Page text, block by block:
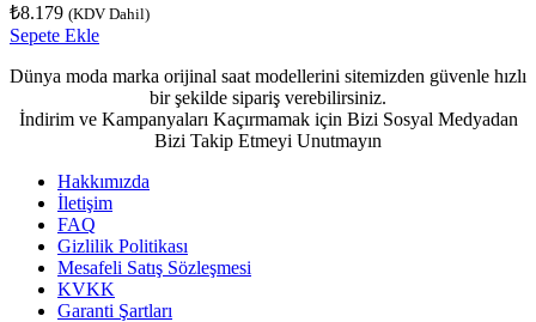
₺8.179 (KDV Dahil)
Sepete Ekle
Dünya moda marka orijinal saat modellerini sitemizden güvenle hızlı
bir şekilde sipariş verebilirsiniz.
İndirim ve Kampanyaları Kaçırmamak için Bizi Sosyal Medyadan
Bizi Takip Etmeyi Unutmayın
Hakkımızda
İletişim
FAQ
Gizlilik Politikası
Mesafeli Satış Sözleşmesi
KVKK
Garanti Şartları